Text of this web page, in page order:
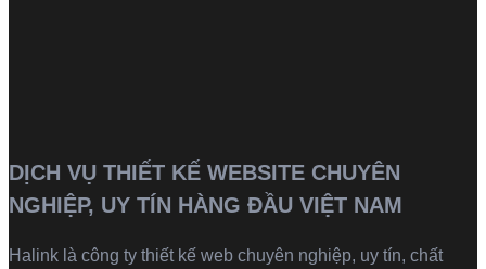
DỊCH VỤ THIẾT KẾ WEBSITE CHUYÊN
NGHIỆP, UY TÍN HÀNG ĐẦU VIỆT NAM
Halink là công ty thiết kế web chuyên nghiệp, uy tín, chất